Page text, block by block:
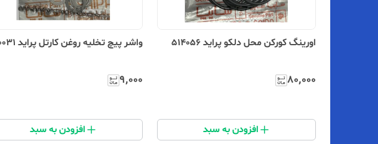
اورینگ کورکن محل دلکو پراید 514056
۸۰٬۰۰۰
افزودن به سبد
واشر پیچ تخلیه روغن کارتل پراید 500031
۹٬۰۰۰
افزودن به سبد